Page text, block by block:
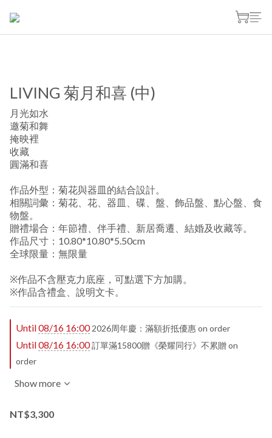
LIVING 菊月和喜 (中)
月光如水
邀菊和舞
掩映裡
收藏
圓滿和喜
作品外型：菊花與器皿的結合設計。
相關詞彙：菊花、花、器皿、碟、盤、飾品盤、點心盤、食
物盤。
贈禮場合：年節禮、伴手禮、新居喬遷、結婚及收藏等。
作品尺寸：10.80*10.80*5.50cm
全球限量：無限量
※作品不含壓克力底座，可點選下方加購。
※作品含禮盒、說明文卡。
Until08/16 16:002026周年慶：滿額折抵優惠 on order
Until08/16 16:00訂單滿15800贈《榮耀同行》不累贈 on
order
Show more
NT$3,300